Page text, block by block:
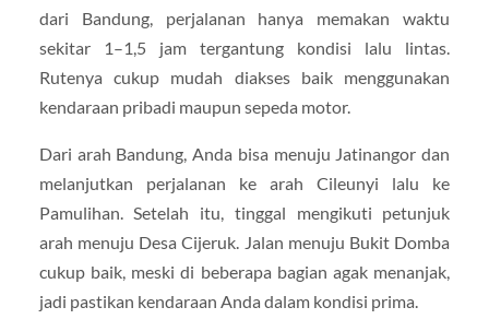
dari Bandung, perjalanan hanya memakan waktu
sekitar 1–1,5 jam tergantung kondisi lalu lintas.
Rutenya cukup mudah diakses baik menggunakan
kendaraan pribadi maupun sepeda motor.
Dari arah Bandung, Anda bisa menuju Jatinangor dan
melanjutkan perjalanan ke arah Cileunyi lalu ke
Pamulihan. Setelah itu, tinggal mengikuti petunjuk
arah menuju Desa Cijeruk. Jalan menuju Bukit Domba
cukup baik, meski di beberapa bagian agak menanjak,
jadi pastikan kendaraan Anda dalam kondisi prima.